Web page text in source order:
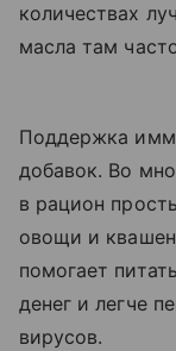
количествах
масла там
Поддержка
добавок. Во
в рацион
овощи и
помогает
денег и легче
вирусов.